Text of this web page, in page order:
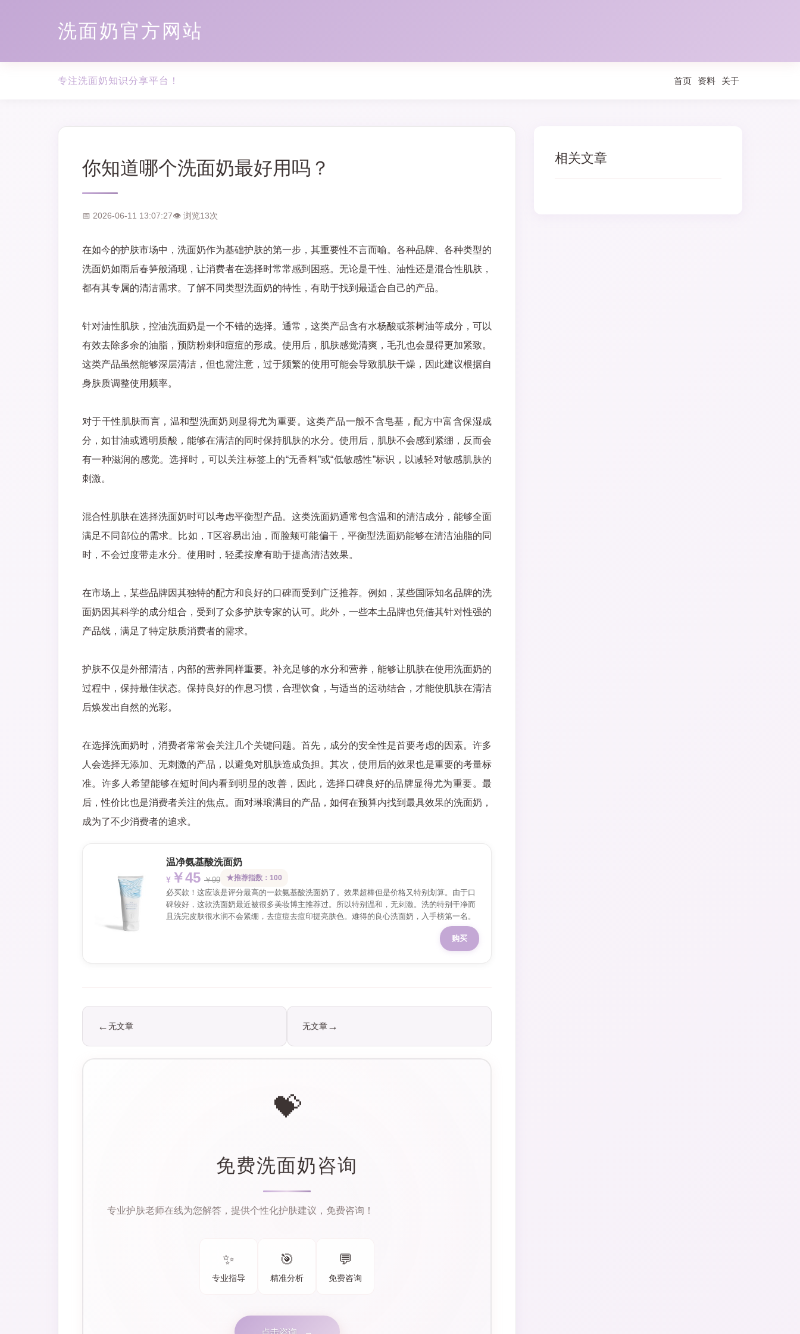
洗面奶官方网站
专注洗面奶知识分享平台！ 首页 资料 关于
你知道哪个洗面奶最好用吗？
📅 2026-06-11 13:07:27👁 浏览13次
在如今的护肤市场中，洗面奶作为基础护肤的第一步，其重要性不言而喻。各种品牌、各种类型的
洗面奶如雨后春笋般涌现，让消费者在选择时常常感到困惑。无论是干性、油性还是混合性肌肤，
都有其专属的清洁需求。了解不同类型洗面奶的特性，有助于找到最适合自己的产品。
针对油性肌肤，控油洗面奶是一个不错的选择。通常，这类产品含有水杨酸或茶树油等成分，可以
有效去除多余的油脂，预防粉刺和痘痘的形成。使用后，肌肤感觉清爽，毛孔也会显得更加紧致。
这类产品虽然能够深层清洁，但也需注意，过于频繁的使用可能会导致肌肤干燥，因此建议根据自
身肤质调整使用频率。
对于干性肌肤而言，温和型洗面奶则显得尤为重要。这类产品一般不含皂基，配方中富含保湿成
分，如甘油或透明质酸，能够在清洁的同时保持肌肤的水分。使用后，肌肤不会感到紧绷，反而会
有一种滋润的感觉。选择时，可以关注标签上的“无香料”或“低敏感性”标识，以减轻对敏感肌肤的
刺激。
混合性肌肤在选择洗面奶时可以考虑平衡型产品。这类洗面奶通常包含温和的清洁成分，能够全面
满足不同部位的需求。比如，T区容易出油，而脸颊可能偏干，平衡型洗面奶能够在清洁油脂的同
时，不会过度带走水分。使用时，轻柔按摩有助于提高清洁效果。
在市场上，某些品牌因其独特的配方和良好的口碑而受到广泛推荐。例如，某些国际知名品牌的洗
面奶因其科学的成分组合，受到了众多护肤专家的认可。此外，一些本土品牌也凭借其针对性强的
产品线，满足了特定肤质消费者的需求。
护肤不仅是外部清洁，内部的营养同样重要。补充足够的水分和营养，能够让肌肤在使用洗面奶的
过程中，保持最佳状态。保持良好的作息习惯，合理饮食，与适当的运动结合，才能使肌肤在清洁
后焕发出自然的光彩。
在选择洗面奶时，消费者常常会关注几个关键问题。首先，成分的安全性是首要考虑的因素。许多
人会选择无添加、无刺激的产品，以避免对肌肤造成负担。其次，使用后的效果也是重要的考量标
准。许多人希望能够在短时间内看到明显的改善，因此，选择口碑良好的品牌显得尤为重要。最
后，性价比也是消费者关注的焦点。面对琳琅满目的产品，如何在预算内找到最具效果的洗面奶，
成为了不少消费者的追求。
温净氨基酸洗面奶
￥45 ￥99 推荐指数：100
必买款！这应该是评分最高的一款氨基酸洗面奶了。效果超棒但是价格又特别划算。由于口
碑较好，这款洗面奶最近被很多美妆博主推荐过。所以特别温和，无刺激。洗的特别干净而
且洗完皮肤很水润不会紧绷，去痘痘去痘印提亮肤色。难得的良心洗面奶，入手榜第一名。
购买
无文章 无文章
💝
免费洗面奶咨询
专业护肤老师在线为您解答，提供个性化护肤建议，免费咨询！
✨
专业指导
🎯
精准分析
💬
免费咨询
点击咨询 →
相关文章